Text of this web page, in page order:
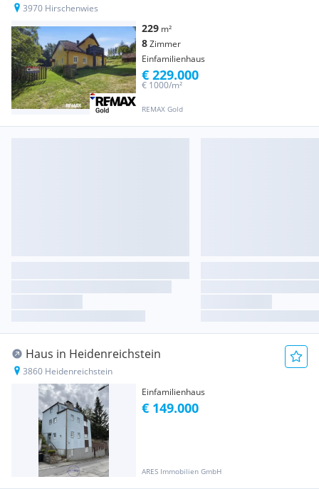
3970 Hirschenwies
229 m²
8Zimmer
Einfamilienhaus
REMAX Gold
€ 1000/m²
€ 229.000
Haus in Heidenreichstein
3860 Heidenreichstein
Einfamilienhaus
ARES Immobilien GmbH
€ 149.000